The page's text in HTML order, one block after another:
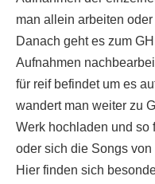
man allein arbeiten
Danach geht es zum
Aufnahmen
für reif befindet um es
wandert man weiter zu
Werk hochladen und so
oder sich die Songs
Hier finden sich